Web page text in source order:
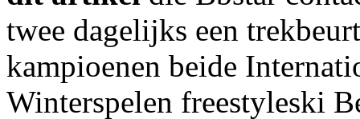
twee dagelijks een
kampioenen beide
Winterspelen freestyleski